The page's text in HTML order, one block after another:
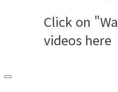
Click on
videos here